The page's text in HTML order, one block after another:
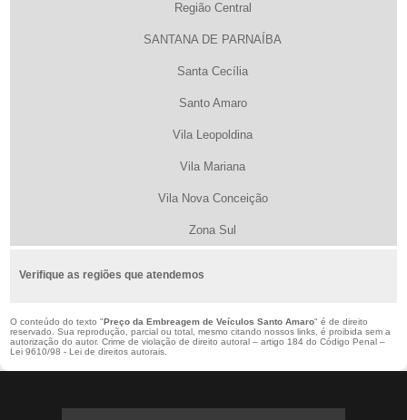
Região Central
SANTANA DE PARNAÍBA
Santa Cecília
Santo Amaro
Vila Leopoldina
Vila Mariana
Vila Nova Conceição
Zona Sul
Verifique as regiões que atendemos
O conteúdo do texto "Preço da Embreagem de Veículos Santo Amaro" é de direito
reservado. Sua reprodução, parcial ou total, mesmo citando nossos links, é proibida sem a
autorização do autor. Crime de violação de direito autoral – artigo 184 do Código Penal –
Lei 9610/98 - Lei de direitos autorais.